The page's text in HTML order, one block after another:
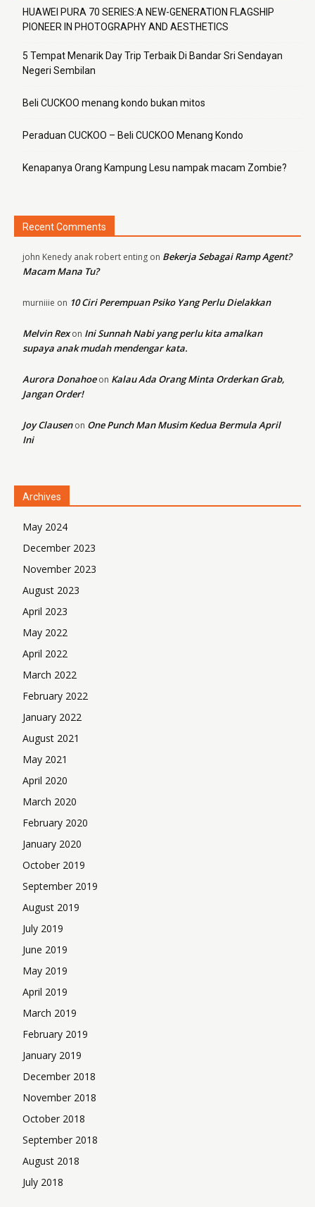
HUAWEI PURA 70 SERIES:A NEW-GENERATION FLAGSHIP
PIONEER IN PHOTOGRAPHY AND AESTHETICS
5 Tempat Menarik Day Trip Terbaik Di Bandar Sri Sendayan
Negeri Sembilan
Beli CUCKOO menang kondo bukan mitos
Peraduan CUCKOO – Beli CUCKOO Menang Kondo
Kenapanya Orang Kampung Lesu nampak macam Zombie?
Recent Comments
john Kenedy anak robert enting on Bekerja Sebagai Ramp Agent?
Macam Mana Tu?
murniiie on 10 Ciri Perempuan Psiko Yang Perlu Dielakkan
Melvin Rexon Ini Sunnah Nabi yang perlu kita amalkan
supaya anak mudah mendengar kata.
Aurora Donahoeon Kalau Ada Orang Minta Orderkan Grab,
Jangan Order!
Joy Clausenon One Punch Man Musim Kedua Bermula April
Ini
Archives
May 2024
December 2023
November 2023
August 2023
April 2023
May 2022
April 2022
March 2022
February 2022
January 2022
August 2021
May 2021
April 2020
March 2020
February 2020
January 2020
October 2019
September 2019
August 2019
July 2019
June 2019
May 2019
April 2019
March 2019
February 2019
January 2019
December 2018
November 2018
October 2018
September 2018
August 2018
July 2018